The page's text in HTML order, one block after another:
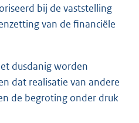
bij de vaststelling
van de financiële
dusdanig worden
dat realisatie van andere
de begroting onder druk